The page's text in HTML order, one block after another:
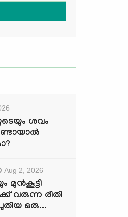
ശവം
Aug 2, 2026
മുൻകൂട്ടി
വരുന്ന രീതി
ഒരു...